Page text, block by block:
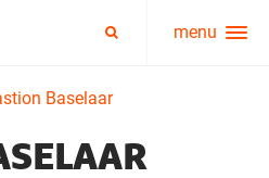
menu
Baselaar